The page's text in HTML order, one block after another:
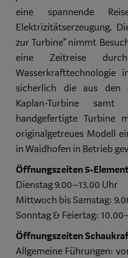
eine spannende
Elektrizitätserzeugung.
zur Turbine“ nimmt
eine Zeitreise
Wasserkrafttechnologie
sicherlich die aus den
Kaplan-Turbine
handgefertigte Turbine
originalgetreues Modell
in Waidhofen in Betrieb
Öffnungszeiten5-
Dienstag 9.00–13.00 Uhr
Mittwoch bis Samstag:
Sonntag & Feiertag:
Öffnungszeiten
Allgemeine Führungen: